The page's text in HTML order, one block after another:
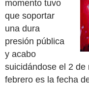
momento tuvo
que soportar
una dura
presión pública
y acabo
suicidándose el 2
febrero es la fecha